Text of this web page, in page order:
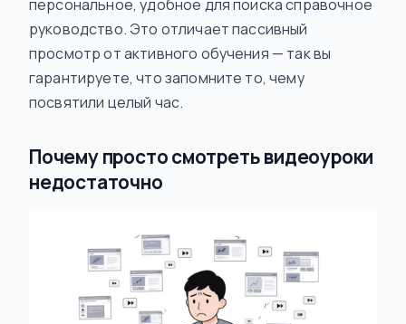
персональное, удобное для поиска справочное
руководство. Это отличает пассивный
просмотр от активного обучения — так вы
гарантируете, что запомните то, чему
посвятили целый час.
Почему просто смотреть видеоуроки
недостаточно